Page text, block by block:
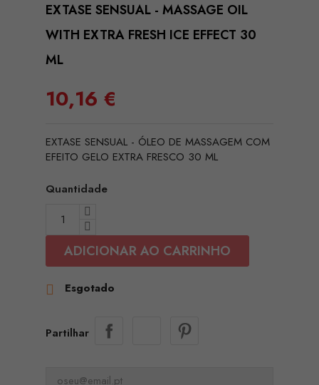
EXTASE SENSUAL - MASSAGE OIL
WITH EXTRA FRESH ICE EFFECT 30
ML
10,16 €
EXTASE SENSUAL - ÓLEO DE MASSAGEM COM
EFEITO GELO EXTRA FRESCO 30 ML
Quantidade
ADICIONAR AO CARRINHO
 Esgotado
Partilhar